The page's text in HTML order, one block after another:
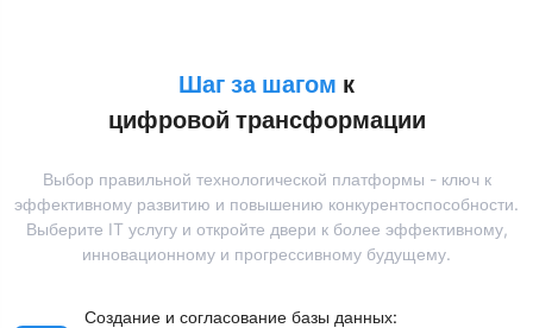
Шаг за шагом к
цифровой трансформации
Выбор правильной технологической платформы - ключ к
эффективному развитию и повышению конкурентоспособности.
Выберите IT услугу и откройте двери к более эффективному,
инновационному и прогрессивному будущему.
Создание и согласование базы данных: